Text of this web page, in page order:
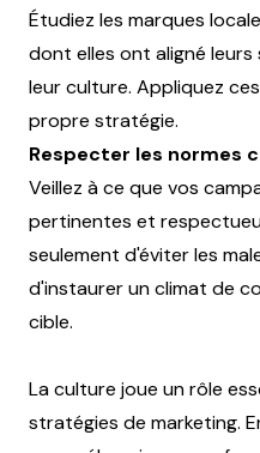
Étudiez les marques
dont elles ont aligné
leur culture. Appliquez
propre stratégie.
Respecter les normes
Veillez à ce que vos
pertinentes et
seulement d'éviter les
d'instaurer un climat de
cible.
La culture joue un rôle
stratégies de marketing.